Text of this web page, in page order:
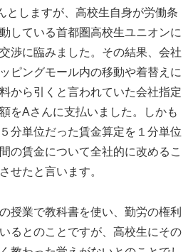
としますが、高校生自身が労働条
している首都圏高校生ユニオンに
渉に臨みました。その結果、会社
ピングモール内の移動や着替えに
から引くと言われていた会社指定
をAさんに支払いました。しかも
分単位だった賃金算定を１分単位
の賃金について全社的に改めるこ
せたと言います。
授業で教科書を使い、勤労の権利
るとのことですが、高校生にその